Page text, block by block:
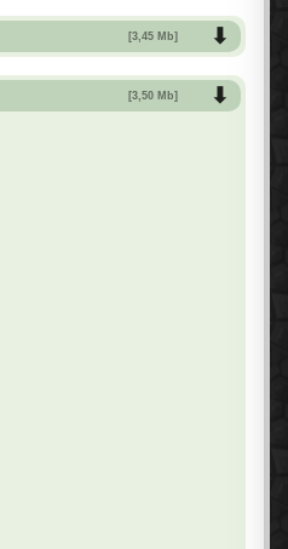
[3,45 Mb]
[3,50 Mb]